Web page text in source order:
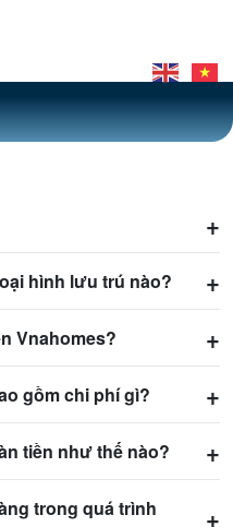
hình lưu trú nào?
Vnahomes?
gồm chi phí gì?
tiền như thế nào?
trong quá trình